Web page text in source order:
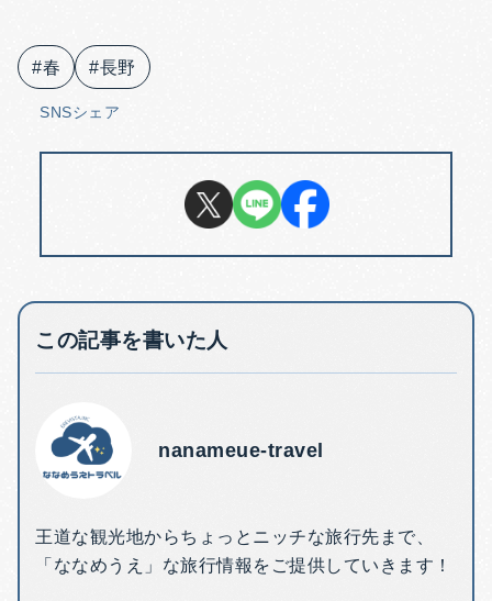
#春 #長野
SNSシェア
この記事を書いた人
nanameue-travel
王道な観光地からちょっとニッチな旅行先まで、
「ななめうえ」な旅行情報をご提供していきます！